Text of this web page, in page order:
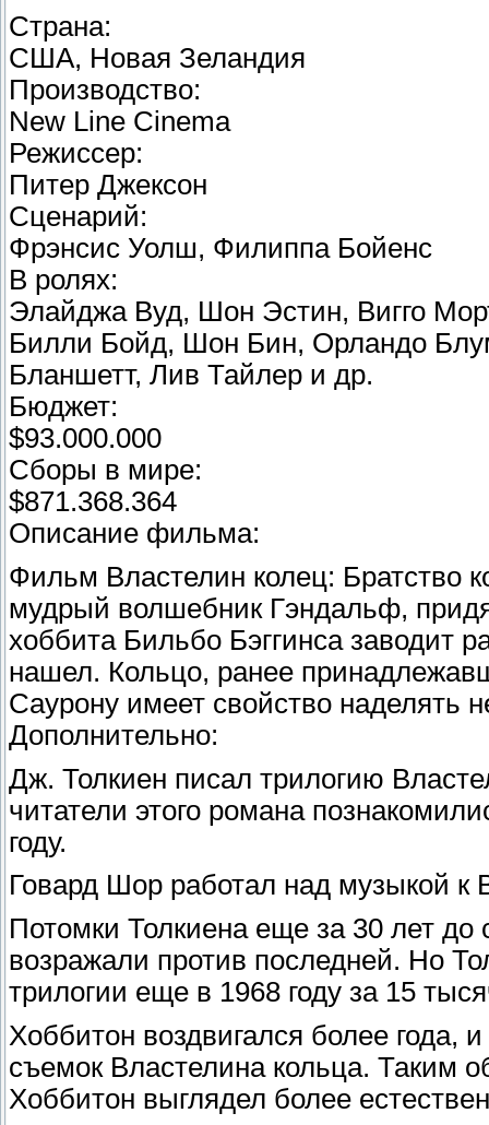
Страна:
США, Новая Зеландия
Производство:
New Line Cinema
Режиссер:
Питер Джексон
Сценарий:
Фрэнсис Уолш, Филиппа Бойенс
В ролях:
Элайджа Вуд, Шон Эстин, Вигго
Билли Бойд, Шон Бин, Орландо
Бланшетт, Лив Тайлер и др.
Бюджет:
$93.000.000
Сборы в мире:
$871.368.364
Описание фильма:
Фильм Властелин колец: Братство
мудрый волшебник Гэндальф,
хоббита Бильбо Бэггинса заводит
нашел. Кольцо, ранее
Саурону имеет свойство наделять
Дополнительно:
Дж. Толкиен писал трилогию
читатели этого романа
году.
Говард Шор работал над музыкой к
Потомки Толкиена еще за 30 лет до
возражали против последней. Но
трилогии еще в 1968 году за 15
Хоббитон воздвигался более года,
съемок Властелина кольца. Таким
Хоббитон выглядел более